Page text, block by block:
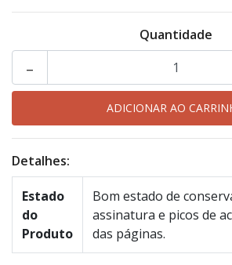
Quantidade
-
Detalhes:
Estado
do
Produto
Bom estado de
assinatura e picos de
das páginas.